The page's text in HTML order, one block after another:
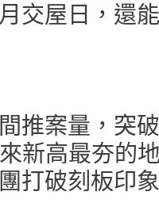
交屋日，還
推案量，突
新高最夯的
打破刻板印